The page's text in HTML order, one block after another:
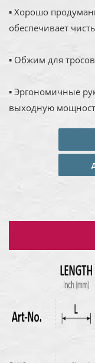
▪ Хорошо
обеспечивает
▪ Обжим для
▪ Эргономичные
выходную